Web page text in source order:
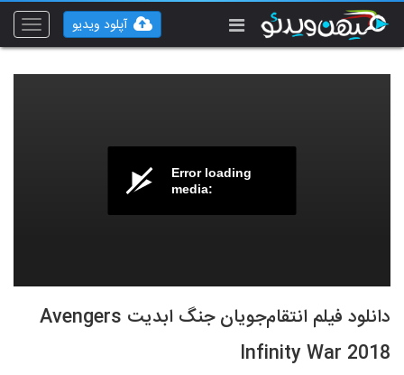
Toggle
آپلود ویدیو
Error loading
media:
دانلود فیلم انتقام‌جویان جنگ ابدیت Avengers
Infinity War 2018